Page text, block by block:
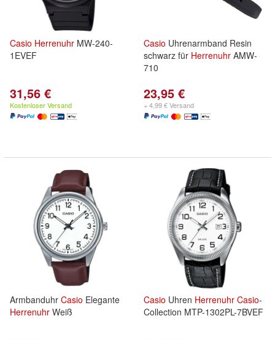
Casio Herrenuhr MW-240-
1EVEF
31,56 €
Kostenloser Versand
Casio Uhrenarmband Resin
schwarz für Herrenuhr AMW-
710
23,95 €
+ 4,99 € Versand
Armbanduhr Casio Elegante
Herrenuhr Weiß
Casio Uhren Herrenuhr Casio-
Collection MTP-1302PL-7BVEF